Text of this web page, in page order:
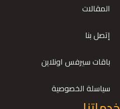
المقالات
إتصل بنا
باقات سيرفس اونلاين
سياسلة الخصوصية